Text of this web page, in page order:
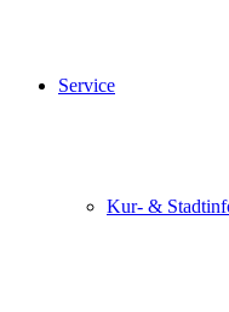
Service
Kur- &